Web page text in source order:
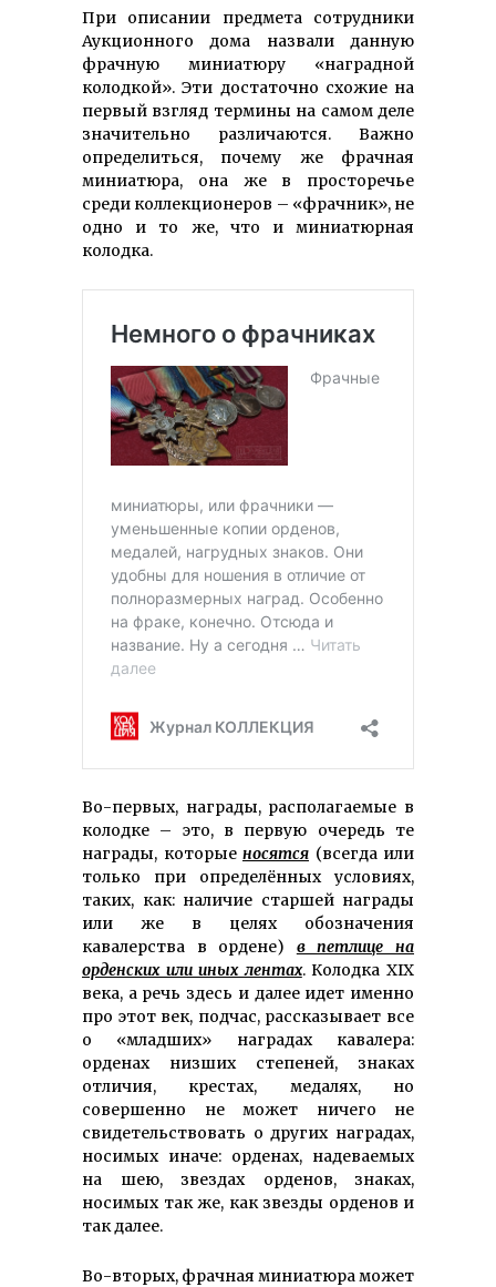
При описании предмета сотрудники
Аукционного дома назвали данную
фрачную миниатюру «наградной
колодкой». Эти достаточно схожие на
первый взгляд термины на самом деле
значительно различаются. Важно
определиться, почему же фрачная
миниатюра, она же в просторечье
среди коллекционеров – «фрачник», не
одно и то же, что и миниатюрная
колодка.
Во-первых, награды, располагаемые в
колодке – это, в первую очередь те
награды, которые носятся (всегда или
только при определëнных условиях,
таких, как: наличие старшей награды
или же в целях обозначения
кавалерства в ордене) в петлице на
орденских или иных лентах. Колодка XIX
века, а речь здесь и далее идет именно
про этот век, подчас, рассказывает все
о «младших» наградах кавалера:
орденах низших степеней, знаках
отличия, крестах, медалях, но
совершенно не может ничего не
свидетельствовать о других наградах,
носимых иначе: орденах, надеваемых
на шею, звездах орденов, знаках,
носимых так же, как звезды орденов и
так далее.
Во-вторых, фрачная миниатюра может